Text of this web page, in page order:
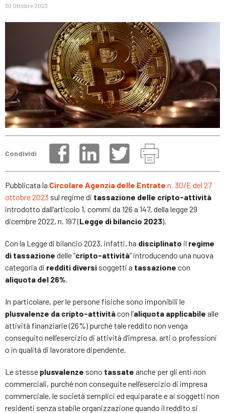
30 Ottobre 2023
Condividi
Pubblicata la Circolare Agenzia delle Entrate n. 30/E del 27
ottobre 2023 sul regime di tassazione delle cripto-attività
introdotto dall’articolo 1, commi da 126 a 147, della legge 29
dicembre 2022, n. 197 (Legge di bilancio 2023).
Con la Legge di bilancio 2023, infatti, ha disciplinato il regime
di tassazione delle “cripto-attività” introducendo una nuova
categoria di redditi diversi soggetti a tassazione con
aliquota del 26%.
In particolare, per le persone fisiche sono imponibili le
plusvalenze da cripto-attivitàcon l’aliquota applicabile alle
attività finanziarie (26%) purché tale reddito non venga
conseguito nell’esercizio di attività d’impresa, arti o professioni
o in qualità di lavoratore dipendente.
Le stesse plusvalenze sono tassate anche per gli enti non
commerciali, purché non conseguite nell’esercizio di impresa
commerciale, le società semplici ed equiparate e ai soggetti non
residenti senza stabile organizzazione quando il reddito si